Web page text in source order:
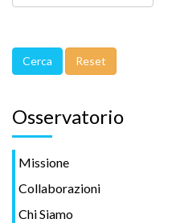
Osservatorio
Missione
Collaborazioni
Chi Siamo